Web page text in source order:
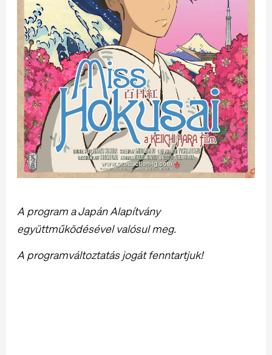
A program a Japán Alapítvány
együttműködésével valósul meg.
A programváltoztatás jogát fenntartjuk!